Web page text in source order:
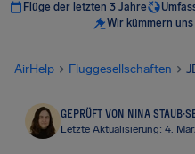
Flüge der letzten 3 Jahre
Wir kümmern
AirHelp Fluggesellschaften
GEPRÜFT VON NINA STAUB·
Letzte Aktualisierung: 4.